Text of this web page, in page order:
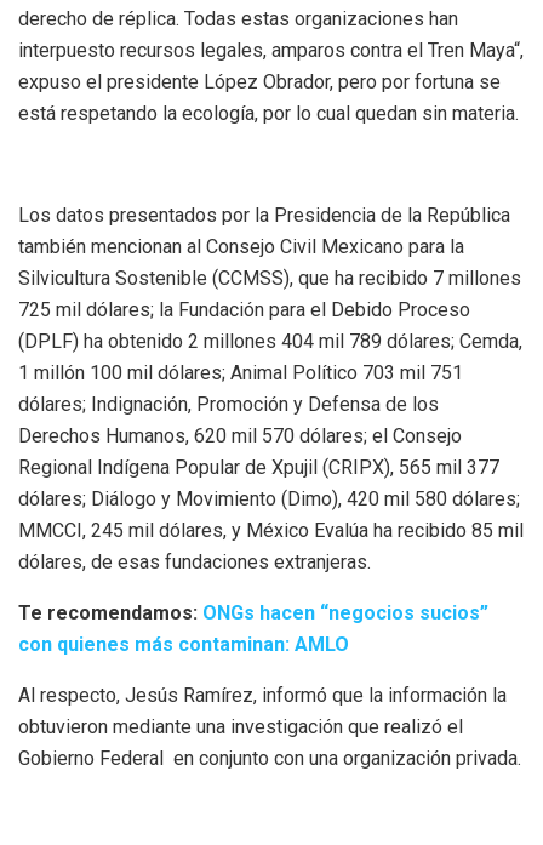
derecho de réplica. Todas estas organizaciones han
interpuesto recursos legales, amparos contra el Tren Maya“,
expuso el presidente López Obrador, pero por fortuna se
está respetando la ecología, por lo cual quedan sin materia.
Los datos presentados por la Presidencia de la República
también mencionan al Consejo Civil Mexicano para la
Silvicultura Sostenible (CCMSS), que ha recibido 7 millones
725 mil dólares; la Fundación para el Debido Proceso
(DPLF) ha obtenido 2 millones 404 mil 789 dólares; Cemda,
1 millón 100 mil dólares; Animal Político 703 mil 751
dólares; Indignación, Promoción y Defensa de los
Derechos Humanos, 620 mil 570 dólares; el Consejo
Regional Indígena Popular de Xpujil (CRIPX), 565 mil 377
dólares; Diálogo y Movimiento (Dimo), 420 mil 580 dólares;
MMCCI, 245 mil dólares, y México Evalúa ha recibido 85 mil
dólares, de esas fundaciones extranjeras.
Te recomendamos: ONGs hacen “negocios sucios”
con quienes más contaminan: AMLO
Al respecto, Jesús Ramírez, informó que la información la
obtuvieron mediante una investigación que realizó el
Gobierno Federal en conjunto con una organización privada.